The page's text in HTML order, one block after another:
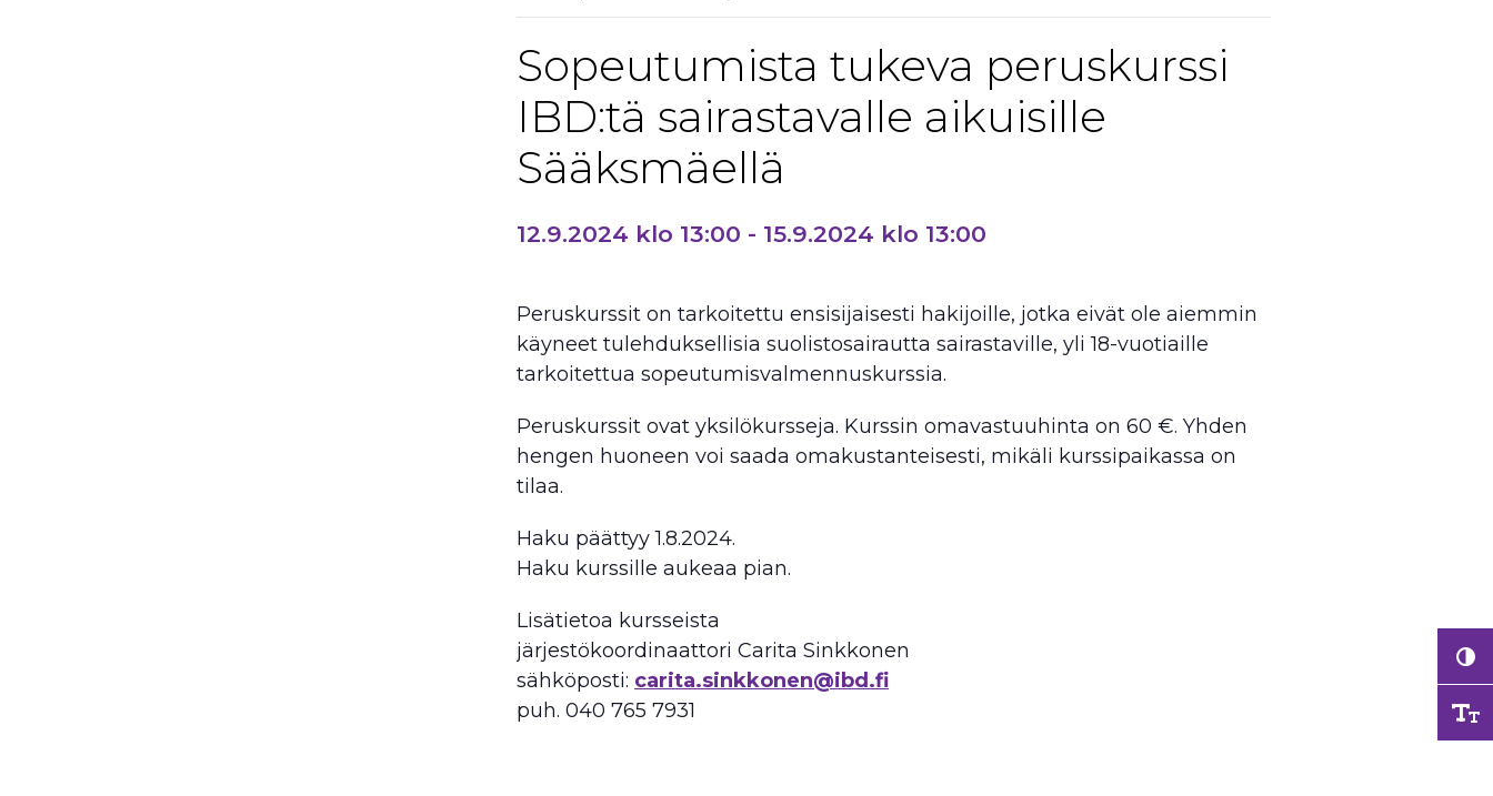
Sopeutumista tukeva peruskurssi
IBD:tä sairastavalle aikuisille
Sääksmäellä
12.9.2024 klo 13:00 - 15.9.2024 klo 13:00
Peruskurssit on tarkoitettu ensisijaisesti hakijoille, jotka eivät ole aiemmin
käyneet tulehduksellisia suolistosairautta sairastaville, yli 18-vuotiaille
tarkoitettua sopeutumisvalmennuskurssia.
Peruskurssit ovat yksilökursseja. Kurssin omavastuuhinta on 60 €. Yhden
hengen huoneen voi saada omakustanteisesti, mikäli kurssipaikassa on
tilaa.
Haku päättyy 1.8.2024.
Haku kurssille aukeaa pian.
Lisätietoa kursseista
järjestökoordinaattori Carita Sinkkonen
sähköposti: carita.sinkkonen@ibd.fi
puh. 040 765 7931